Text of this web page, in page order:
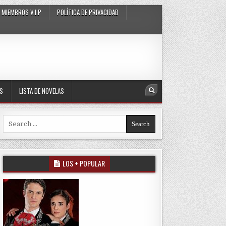
MIEMBROS V.I.P
POLÍTICA DE PRIVACIDAD
LISTA DE NOVELAS Search
Search for:
LOS + POPULAR